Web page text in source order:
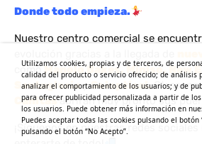
Donde todo empieza.
Nuestro centro comercial se
comoManolo Bakes, Miniso, New
SantagloriaySoloptical.Otras
Canitasabrirán muy pronto sus
¡Síguenos en nuestras redes sociales
Utilizamos cookies, propias y de terceros, de
calidad del producto o servicio ofrecido; de análisis
analizar el comportamiento de los usuarios; y de
para ofrecer publicidad personalizada a partir de
los usuarios. Puede obtener más información en
Puedes aceptar todas las cookies pulsando el botón
pulsando el botón “No Acepto”.